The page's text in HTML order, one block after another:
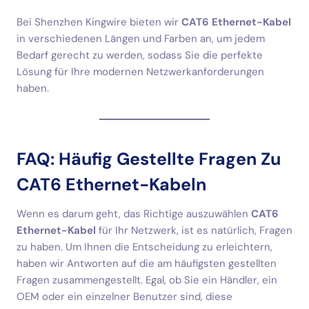
Bei Shenzhen Kingwire bieten wir CAT6 Ethernet-Kabel
in verschiedenen Längen und Farben an, um jedem
Bedarf gerecht zu werden, sodass Sie die perfekte
Lösung für Ihre modernen Netzwerkanforderungen
haben.
FAQ: Häufig Gestellte Fragen Zu
CAT6 Ethernet-Kabeln
Wenn es darum geht, das Richtige auszuwählen CAT6
Ethernet-Kabel für Ihr Netzwerk, ist es natürlich, Fragen
zu haben. Um Ihnen die Entscheidung zu erleichtern,
haben wir Antworten auf die am häufigsten gestellten
Fragen zusammengestellt. Egal, ob Sie ein Händler, ein
OEM oder ein einzelner Benutzer sind, diese